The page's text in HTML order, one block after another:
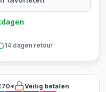
14 dagen retour
Veilig betalen